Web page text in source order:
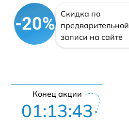
-20%
Скидка по
предварительной
записи на сайте
Конец акции
01:13:42